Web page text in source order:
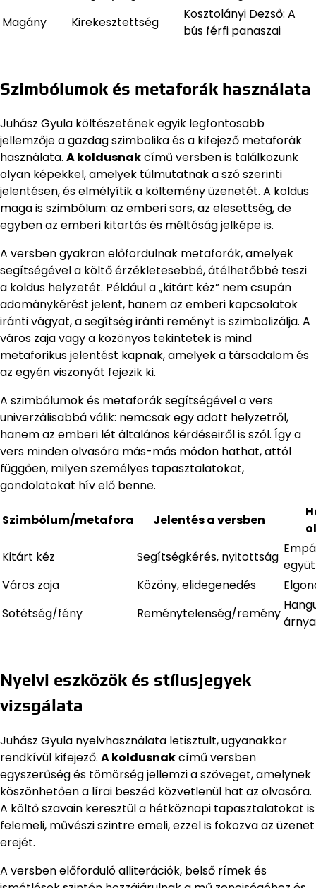
Magány
Kirekesztettség
Kosztolányi Dezső: A
bús férfi panaszai
Szimbólumok és metaforák használata
Juhász Gyula költészetének egyik legfontosabb
jellemzője a gazdag szimbolika és a kifejező metaforák
használata. A koldusnakcímű versben is találkozunk
olyan képekkel, amelyek túlmutatnak a szó szerinti
jelentésen, és elmélyítik a költemény üzenetét. A koldus
maga is szimbólum: az emberi sors, az elesettség, de
egyben az emberi kitartás és méltóság jelképe is.
A versben gyakran előfordulnak metaforák, amelyek
segítségével a költő érzékletesebbé, átélhetőbbé teszi
a koldus helyzetét. Például a „kitárt kéz” nem csupán
adománykérést jelent, hanem az emberi kapcsolatok
iránti vágyat, a segítség iránti reményt is szimbolizálja. A
város zaja vagy a közönyös tekintetek is mind
metaforikus jelentést kapnak, amelyek a társadalom és
az egyén viszonyát fejezik ki.
A szimbólumok és metaforák segítségével a vers
univerzálisabbá válik: nemcsak egy adott helyzetről,
hanem az emberi lét általános kérdéseiről is szól. Így a
vers minden olvasóra más-más módon hathat, attól
függően, milyen személyes tapasztalatokat,
gondolatokat hív elő benne.
Szimbólum/metafora Jelentés a versben
Kitárt kéz
Segítségkérés, nyitottság
Város zaja
Közöny, elidegenedés
Sötétség/fény
Reménytelenség/remény
Nyelvi eszközök és stílusjegyek
vizsgálata
Juhász Gyula nyelvhasználata letisztult, ugyanakkor
rendkívül kifejező. A koldusnakcímű versben
egyszerűség és tömörség jellemzi a szöveget, amelynek
köszönhetően a lírai beszéd közvetlenül hat az olvasóra.
A költő szavain keresztül a hétköznapi tapasztalatokat is
felemeli, művészi szintre emeli, ezzel is fokozva az üzenet
erejét.
A versben előforduló alliterációk, belső rímek és